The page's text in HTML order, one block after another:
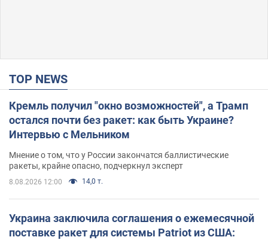
TOP NEWS
Кремль получил "окно возможностей", а Трамп
остался почти без ракет: как быть Украине?
Интервью с Мельником
Мнение о том, что у России закончатся баллистические
ракеты, крайне опасно, подчеркнул эксперт
8.08.2026 12:00 14,0 т.
Украина заключила соглашения о ежемесячной
поставке ракет для системы Patriot из США: